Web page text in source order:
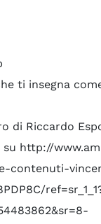
ti insegna
di Riccardo
http://
contenuti-